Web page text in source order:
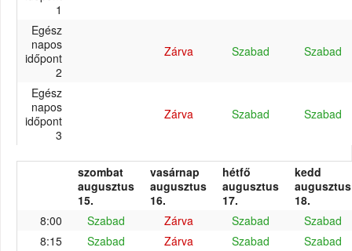
1
Egész
napos
időpont
2
Zárva Szabad Szabad
Egész
napos
időpont
3
Zárva Szabad Szabad
szombat
augusztus
15.
vasárnap
augusztus
16.
hétfő
augusztus
17.
kedd
augusztus
18.
8:00
Szabad Zárva Szabad
Szabad
8:15
Szabad Zárva Szabad
Szabad